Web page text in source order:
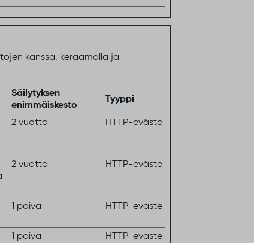
kanssa, keräämällä ja
Säilytyksen
enimmäiskesto
Tyyppi
2 vuotta HTTP-eväste
2 vuotta HTTP-eväste
1 päivä HTTP-eväste
1 päivä HTTP-eväste